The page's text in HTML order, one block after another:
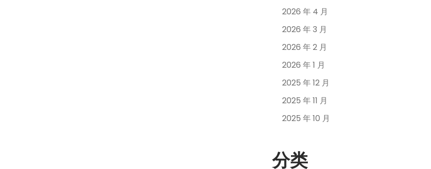
2026 年 4 月
2026 年 3 月
2026 年 2 月
2026 年 1 月
2025 年 12 月
2025 年 11 月
2025 年 10 月
分类